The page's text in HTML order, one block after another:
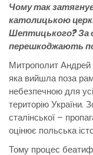
Чому так
католицькою
Шептицького? За
перешкоджають
Митрополит Андрей
яка вийшла поза
небезпечною для
територію України.
сталінської –
оцінює польська
Тому процес